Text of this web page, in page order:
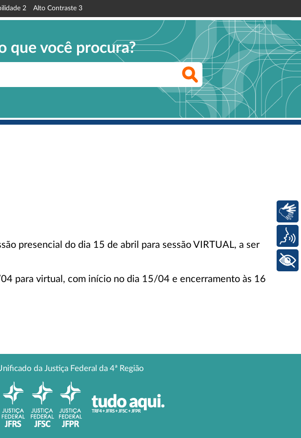
2 Alto Contraste 3
que você procura?
presencial do dia 15 de abril para sessão VIRTUAL, a ser
para virtual, com início no dia 15/04 e encerramento às 16
da Justiça Federal da 4ª Região